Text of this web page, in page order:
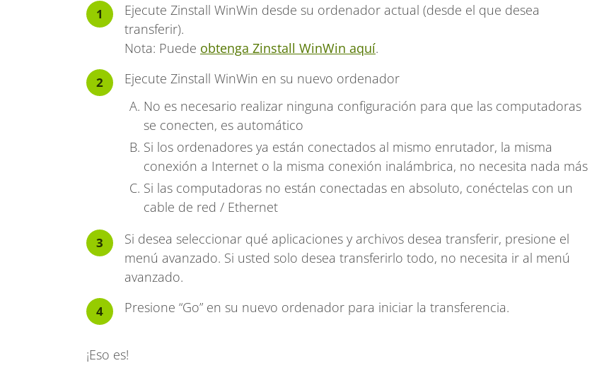
Ejecute Zinstall WinWin desde su ordenador actual (desde el que desea
transferir).
Nota: Puede obtenga Zinstall WinWin aquí.
Ejecute Zinstall WinWin en su nuevo ordenador
No es necesario realizar ninguna configuración para que las computadoras
se conecten, es automático
Si los ordenadores ya están conectados al mismo enrutador, la misma
conexión a Internet o la misma conexión inalámbrica, no necesita nada más
Si las computadoras no están conectadas en absoluto, conéctelas con un
cable de red / Ethernet
Si desea seleccionar qué aplicaciones y archivos desea transferir, presione el
menú avanzado. Si usted solo desea transferirlo todo, no necesita ir al menú
avanzado.
Presione “Go” en su nuevo ordenador para iniciar la transferencia.
¡Eso es!